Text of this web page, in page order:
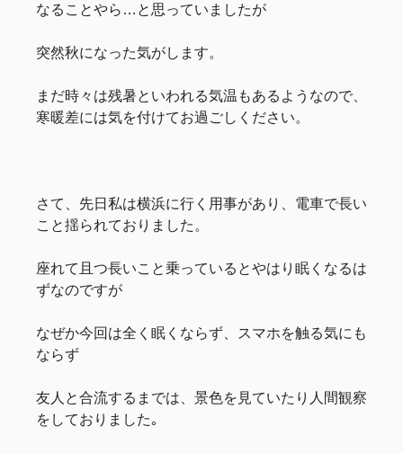
なることやら…と思っていましたが
突然秋になった気がします。
まだ時々は残暑といわれる気温もあるようなので、
寒暖差には気を付けてお過ごしください。
さて、先日私は横浜に行く用事があり、電車で長い
こと揺られておりました。
座れて且つ長いこと乗っているとやはり眠くなるは
ずなのですが
なぜか今回は全く眠くならず、スマホを触る気にも
ならず
友人と合流するまでは、景色を見ていたり人間観察
をしておりました｡